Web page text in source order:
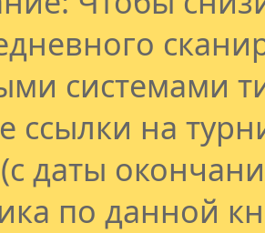
системами
ссылки на
даты
по данной